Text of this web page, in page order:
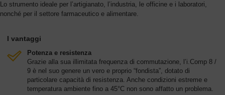
Lo strumento ideale per l’artigianato, l’industria, le officine e i laboratori,
nonché per il settore farmaceutico e alimentare.
I vantaggi
Potenza e resistenza
Grazie alla sua illimitata frequenza di commutazione, l’i.Comp 8 /
9 è nel suo genere un vero e proprio “fondista”, dotato di
particolare capacità di resistenza. Anche condizioni estreme e
temperatura ambiente fino a 45°C non sono affatto un problema.